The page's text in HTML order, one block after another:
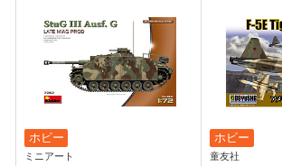
ホビー
ミニアート
ホビー
童友社